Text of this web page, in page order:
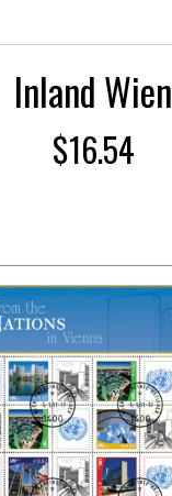
Inland Wien
$16.54